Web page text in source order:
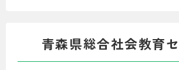
青森県総合社会教育